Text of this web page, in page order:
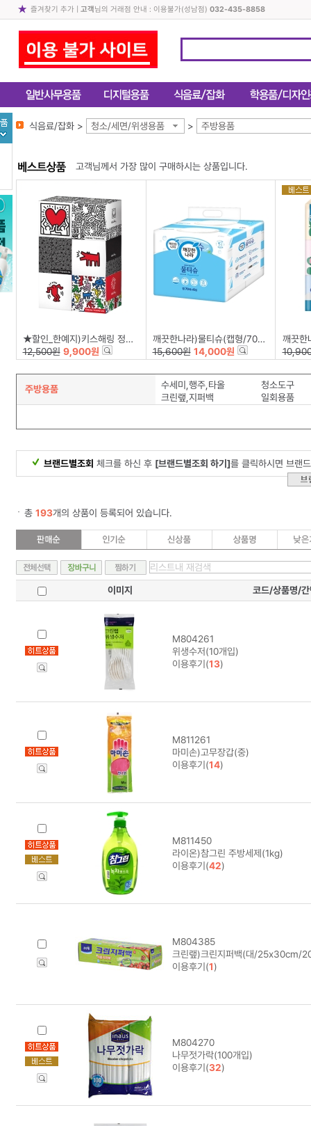
즐겨찾기 추가| 고객님의 거래점 안내 : 이용불가(성남점) 032-435-8858
식음료/잡화 > 청소/세면/위생용품 > 주방용품
고객님께서 가장 많이 구매하시는 상품입니다.
★할인_한예지)키스해링 정사각 미용티슈(250매×6입)
12,500원 9,900원
깨끗한나라)물티슈(캡형/70매×6입)
15,600원 14,000원
깨끗한나라
주방용품 수세미,행주,타올
청소도구
크린랲,지퍼백
일회용품
브랜드별조회 체크를 하신 후 [브랜드별조회 하기]를 클릭하시면 브랜
총 193개의 상품이 등록되어 있습니다.
이미지 코드/상품명/간
M804261
위생수저(10개입)
이용후기(13)
M811261
마미손)고무장갑(중)
이용후기(14)
M811450
라이온)참그린 주방세제(1kg)
이용후기(42)
M804385
크린랲)크린지퍼백(대/25x30cm/
이용후기(1)
M804270
나무젓가락(100개입)
이용후기(32)